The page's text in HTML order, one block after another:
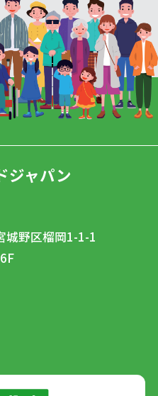
ジャパン
城野区榴岡1-1-1